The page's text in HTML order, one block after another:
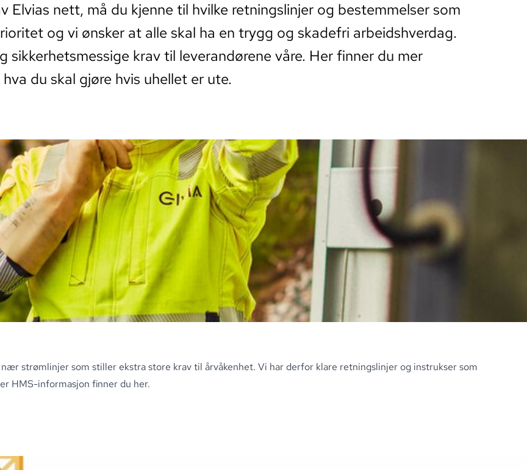
nett, må du kjenne til hvilke retningslinjer og bestemmelser som
og vi ønsker at alle skal ha en trygg og skadefri arbeidshverdag.
sikkerhetsmessige krav til leverandørene våre. Her finner du mer
du skal gjøre hvis uhellet er ute.
strømlinjer som stiller ekstra store krav til årvåkenhet. Vi har derfor klare retningslinjer og instrukser som
HMS-informasjon finner du her.